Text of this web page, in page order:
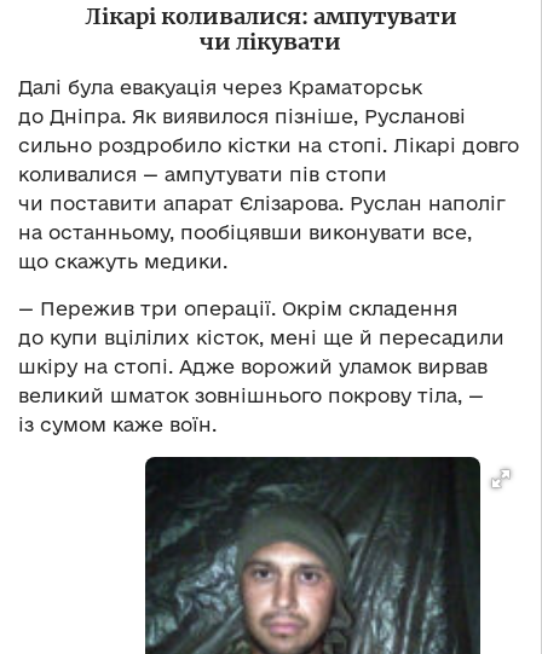
Лікарі коливалися: ампутувати
чи лікувати
Далі була евакуація через Краматорськ
до Дніпра. Як виявилося пізніше, Русланові
сильно роздробило кістки на стопі. Лікарі довго
коливалися — ампутувати пів стопи
чи поставити апарат Єлізарова. Руслан наполіг
на останньому, пообіцявши виконувати все,
що скажуть медики.
— Пережив три операції. Окрім складення
до купи вцілілих кісток, мені ще й пересадили
шкіру на стопі. Адже ворожий уламок вирвав
великий шматок зовнішнього покрову тіла, —
із сумом каже воїн.